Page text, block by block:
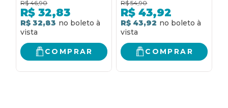
IMPORTANTES DE
QUÍMICA DE FORMA
FÁCIL E RÁPIDA
R$ 46,90
R$ 32,83
R$ 32,83
COMPRAR
SEXO
R$ 54,90
R$ 43,92
R$ 43,92
COMPRAR